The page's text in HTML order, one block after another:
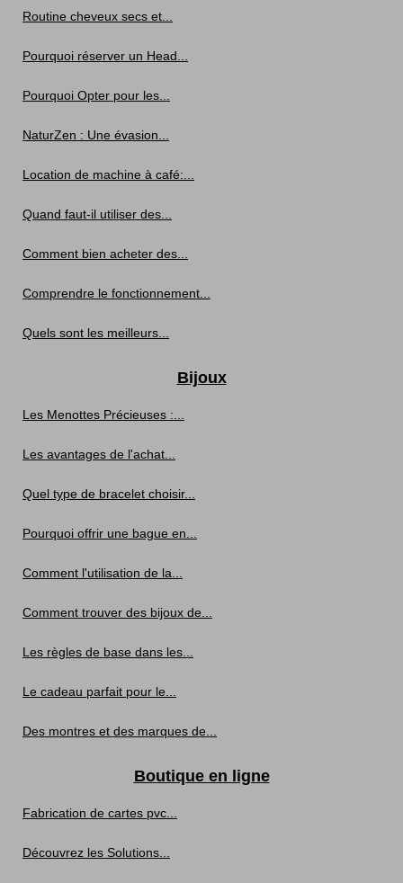
Routine cheveux secs et...
Pourquoi réserver un Head...
Pourquoi Opter pour les...
NaturZen : Une évasion...
Location de machine à café:...
Quand faut-il utiliser des...
Comment bien acheter des...
Comprendre le fonctionnement...
Quels sont les meilleurs...
Bijoux
Les Menottes Précieuses :...
Les avantages de l'achat...
Quel type de bracelet choisir...
Pourquoi offrir une bague en...
Comment l'utilisation de la...
Comment trouver des bijoux de...
Les règles de base dans les...
Le cadeau parfait pour le...
Des montres et des marques de...
Boutique en ligne
Fabrication de cartes pvc...
Découvrez les Solutions...